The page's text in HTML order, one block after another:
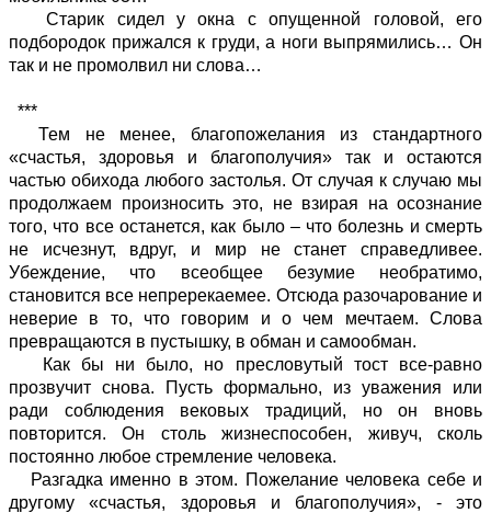
Старик сидел у окна с опущенной головой, его
подбородок прижался к груди, а ноги выпрямились… Он
так и не промолвил ни слова…
***
Тем не менее, благопожелания из стандартного
«счастья, здоровья и благополучия» так и остаются
частью обихода любого застолья. От случая к случаю мы
продолжаем произносить это, не взирая на осознание
того, что все останется, как было – что болезнь и смерть
не исчезнут, вдруг, и мир не станет справедливее.
Убеждение, что всеобщее безумие необратимо,
становится все непререкаемее. Отсюда разочарование и
неверие в то, что говорим и о чем мечтаем. Слова
превращаются в пустышку, в обман и самообман.
Как бы ни было, но пресловутый тост все-равно
прозвучит снова. Пусть формально, из уважения или
ради соблюдения вековых традиций, но он вновь
повторится. Он столь жизнеспособен, живуч, сколь
постоянно любое стремление человека.
Разгадка именно в этом. Пожелание человека себе и
другому «счастья, здоровья и благополучия», - это